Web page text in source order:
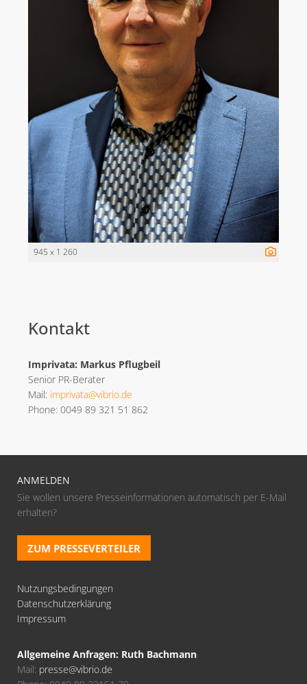
945 x 1 260
Kontakt
Imprivata: Markus Pflugbeil
Senior PR-Berater
Mail: imprivata@vibrio.de
Phone: 0049 89 321 51 862
ANMELDEN
Sie wollen unsere Presseinformationen automatisch per E-Mail
erhalten?
ZUM PRESSEVERTEILER
Nutzungsbedingungen
Datenschutzerklärung
Impressum
Allgemeine Anfragen: Ruth Bachmann
Mail: presse@vibrio.de